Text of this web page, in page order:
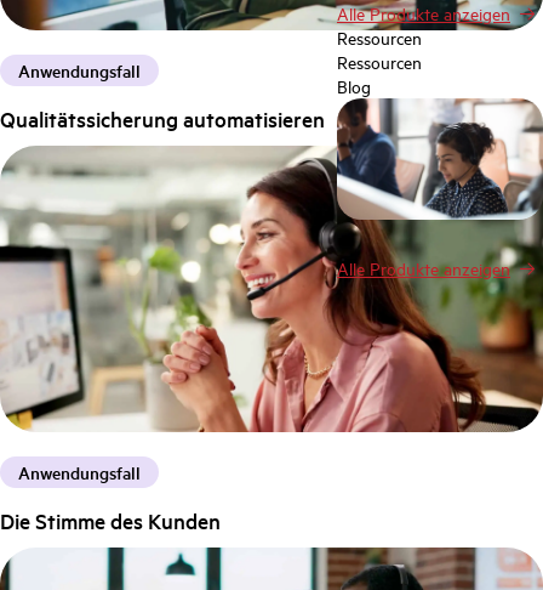
Alle Produkte anzeigen
Ressourcen
Ressourcen
Blog
Alle Produkte anzeigen
Anwendungsfall
Qualitätssicherung automatisieren
Anwendungsfall
Die Stimme des Kunden